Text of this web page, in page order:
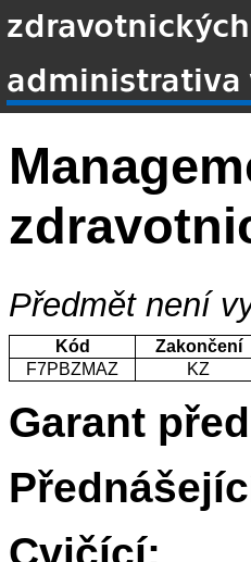
administrativa
Předmět není
Kód Zakončení
F7PBZMAZ
KZ
Garant